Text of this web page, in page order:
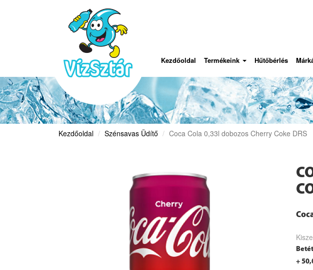
Kezdőoldal Termékeink Hűtőbérlés
Kezdőoldal Szénsavas Üdítő Coca Cola 0,33l dobozos Cherry Coke DRS
+